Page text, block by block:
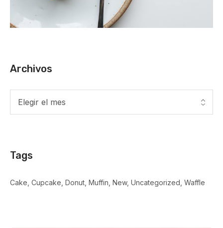
Archivos
Tags
Cake Cupcake Donut Muffin New Uncategorized Waffle